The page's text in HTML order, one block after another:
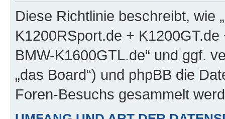
Diese Richtlinie beschreibt, wie
K1200RSport.de +
BMW-K1600GTL.de“ und ggf.
„das Board“) und phpBB die
Foren-Besuchs gesammelt